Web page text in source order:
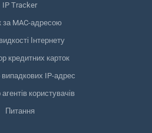
IP Tracker
за MAC-адресою
Інтернету
кредитних карток
випадкових IP-адрес
користувачів
Питання